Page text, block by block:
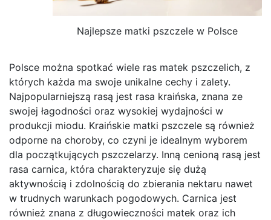
Najlepsze matki pszczele w Polsce
Polsce można spotkać wiele ras matek pszczelich, z
których każda ma swoje unikalne cechy i zalety.
Najpopularniejszą rasą jest rasa kraińska, znana ze
swojej łagodności oraz wysokiej wydajności w
produkcji miodu. Kraińskie matki pszczele są również
odporne na choroby, co czyni je idealnym wyborem
dla początkujących pszczelarzy. Inną cenioną rasą jest
rasa carnica, która charakteryzuje się dużą
aktywnością i zdolnością do zbierania nektaru nawet
w trudnych warunkach pogodowych. Carnica jest
również znana z długowieczności matek oraz ich